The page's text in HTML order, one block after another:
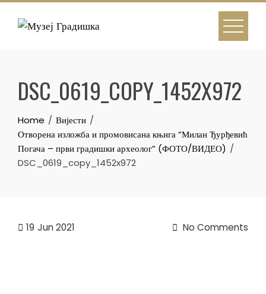
Skip
DSC_0619_COPY_1452X972
Home
Вијести
Отворена изложба и промовисана књига “Милан Ђурђевић
Погача – први градишки археолог” (ФОТО/ВИДЕО)
DSC_0619_copy_1452x972
19 Jun 2021 No Comments